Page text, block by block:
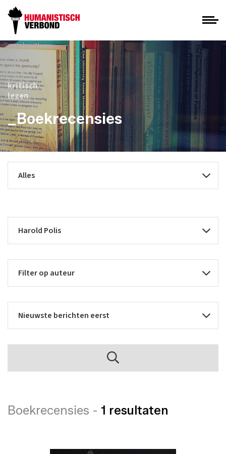
kritisch
lezen
_Boekrecensies
Boekrecensies - 1 resultaten